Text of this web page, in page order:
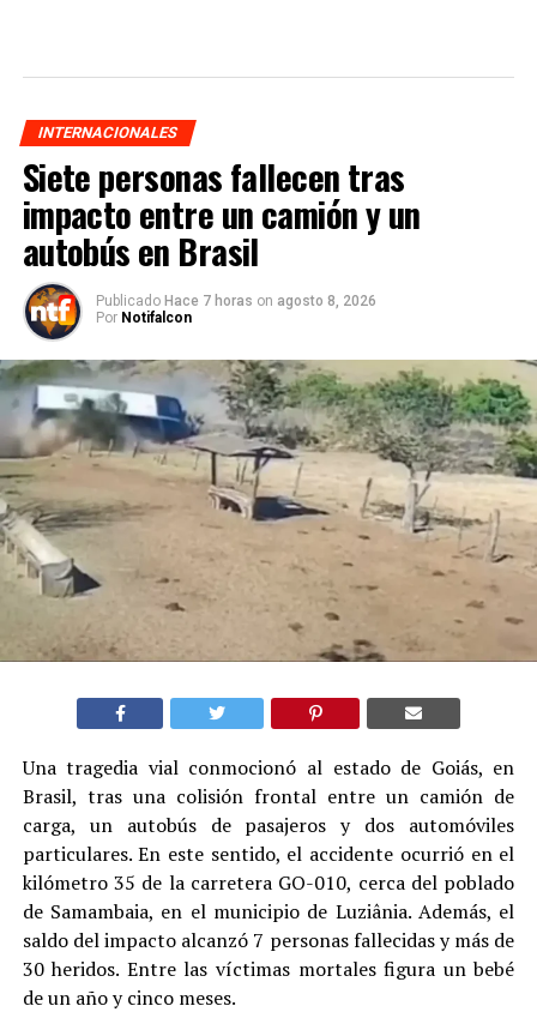
INTERNACIONALES
Siete personas fallecen tras
impacto entre un camión y un
autobús en Brasil
Publicado Hace 7 horas on agosto 8, 2026
Por Notifalcon
Una tragedia vial conmocionó al estado de Goiás, en
Brasil, tras una colisión frontal entre un camión de
carga, un autobús de pasajeros y dos automóviles
particulares. En este sentido, el accidente ocurrió en el
kilómetro 35 de la carretera GO-010, cerca del poblado
de Samambaia, en el municipio de Luziânia. Además, el
saldo del impacto alcanzó 7 personas fallecidas y más de
30 heridos. Entre las víctimas mortales figura un bebé
de un año y cinco meses.